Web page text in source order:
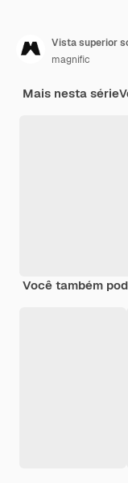
Vista superior
magnific
Mais nesta série
Você também